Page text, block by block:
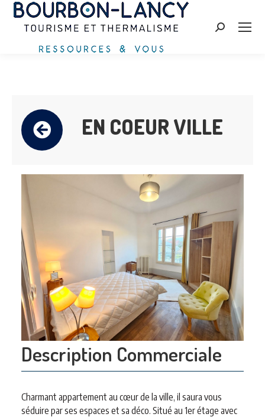
Recherche
EN COEUR VILLE
Description Commerciale
Charmant appartement au cœur de la ville, il saura vous
séduire par ses espaces et sa déco. Situé au 1er étage avec